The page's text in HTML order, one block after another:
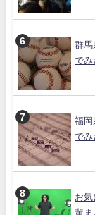
群馬
でみ
福岡
でみ
お
輩ま